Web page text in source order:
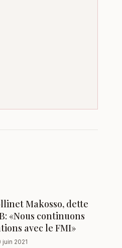
Makosso, dette
«Nous continuons
avec le FMI»
juin 2021